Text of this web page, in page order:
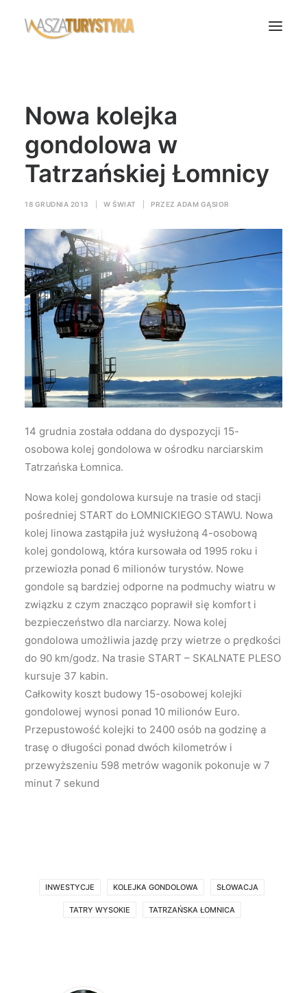
Biura podróży
Noclegi
Polska
Świat
Rok Kobiet
Wasze Podróże
Wyszukiwanie
Nowa kolejka
gondolowa w
Tatrzańskiej Łomnicy
18 GRUDNIA 2013 W ŚWIAT PRZEZ ADAM GĄSIOR
14 grudnia została oddana do dyspozycji 15-
osobowa kolej gondolowa w ośrodku narciarskim
Tatrzańska Łomnica.
Nowa kolej gondolowa kursuje na trasie od stacji
pośredniej START do ŁOMNICKIEGO STAWU. Nowa
kolej linowa zastąpiła już wysłużoną 4-osobową
kolej gondolową, która kursowała od 1995 roku i
przewiozła ponad 6 milionów turystów. Nowe
gondole są bardziej odporne na podmuchy wiatru w
związku z czym znacząco poprawił się komfort i
bezpieczeństwo dla narciarzy. Nowa kolej
gondolowa umożliwia jazdę przy wietrze o prędkości
do 90 km/godz. Na trasie START – SKALNATE PLESO
kursuje 37 kabin.
Całkowity koszt budowy 15-osobowej kolejki
gondolowej wynosi ponad 10 milionów Euro.
Przepustowość kolejki to 2400 osób na godzinę a
trasę o długości ponad dwóch kilometrów i
przewyższeniu 598 metrów wagonik pokonuje w 7
minut 7 sekund
INWESTYCJE KOLEJKA GONDOLOWA SŁOWACJA
TATRY WYSOKIE TATRZAŃSKA ŁOMNICA